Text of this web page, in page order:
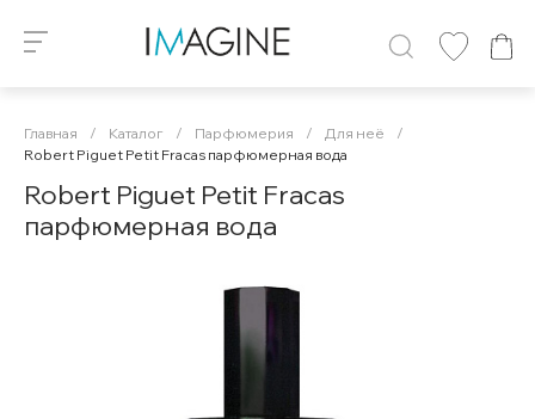
Главная / Каталог / Парфюмерия / Для неё
/
Robert Piguet Petit Fracas парфюмерная вода
Robert Piguet Petit Fracas
парфюмерная вода